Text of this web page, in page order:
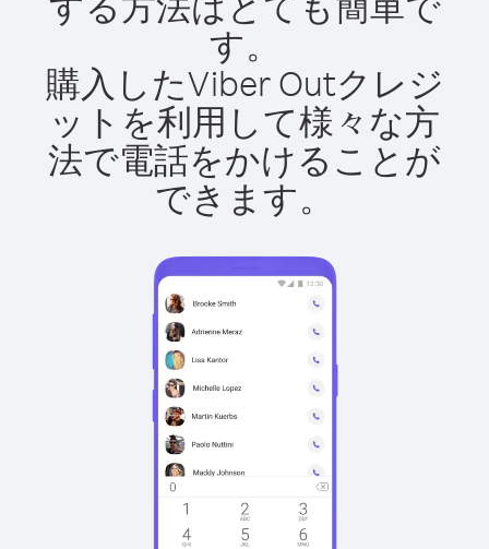
す。
購入したViber Outクレジ
ットを利用して様々な方
法で電話をかけることが
できます。